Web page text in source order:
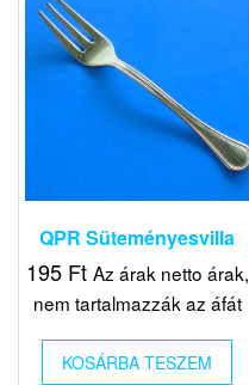
QPR Süteményesvilla
195 Ft Az árak netto árak,
nem tartalmazzák az áfát
KOSÁRBA TESZEM